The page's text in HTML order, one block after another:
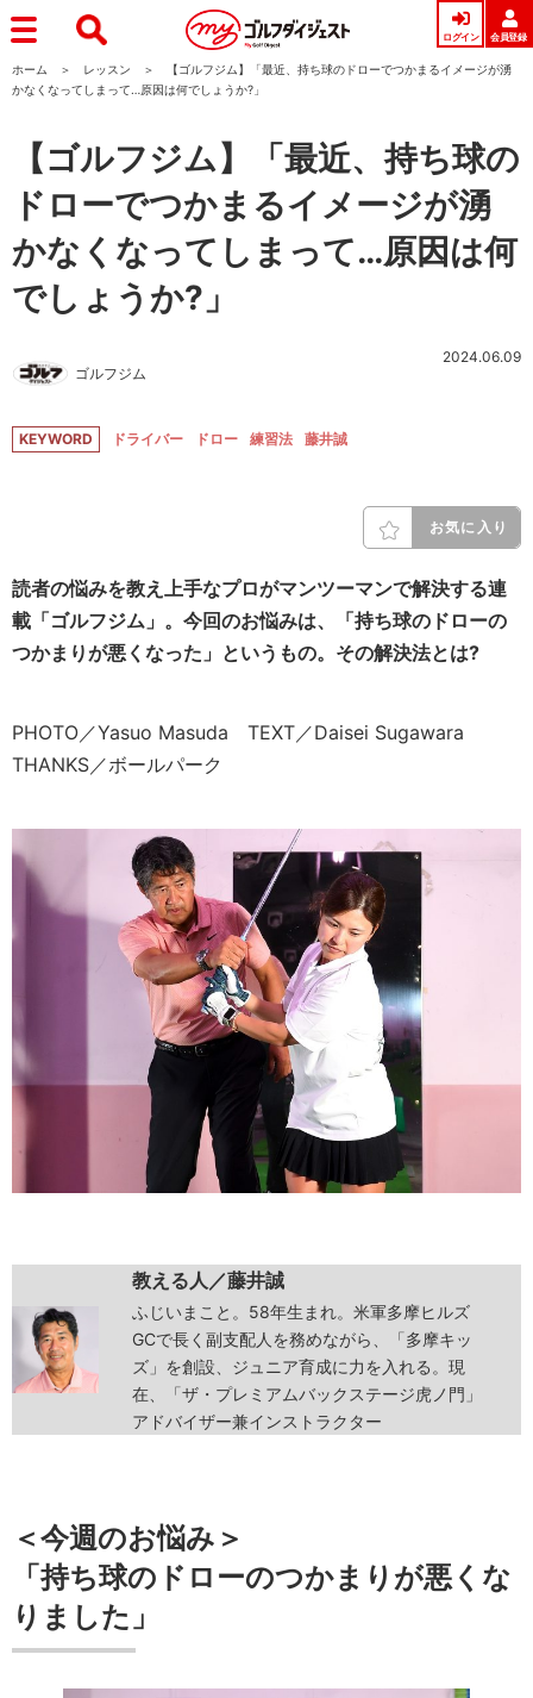
ログイン 会員登録
ホーム レッスン
【ゴルフジム】「最近、持ち球のドローでつかまるイメージが湧
かなくなってしまって…原因は何でしょうか?」
【ゴルフジム】「最近、持ち球の
ドローでつかまるイメージが湧
かなくなってしまって…原因は何
でしょうか?」
ゴルフジム
2024.06.09
KEYWORD ドライバー ドロー 練習法 藤井誠
お気に入り
読者の悩みを教え上手なプロがマンツーマンで解決する連
載「ゴルフジム」。今回のお悩みは、「持ち球のドローの
つかまりが悪くなった」というもの。その解決法とは?
PHOTO／Yasuo Masuda TEXT／Daisei Sugawara
THANKS／ボールパーク
教える人／藤井誠
ふじいまこと。58年生まれ。米軍多摩ヒルズ
GCで長く副支配人を務めながら、「多摩キッ
ズ」を創設、ジュニア育成に力を入れる。現
在、「ザ・プレミアムバックステージ虎ノ門」
アドバイザー兼インストラクター
＜今週のお悩み＞
「持ち球のドローのつかまりが悪くな
りました」